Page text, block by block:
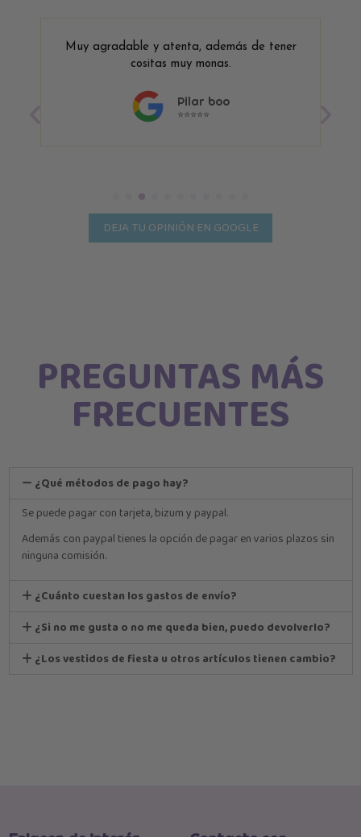
Muy agradable y atenta, además de tener
cositas muy monas.
Pilar boo
⭐⭐⭐⭐⭐
DEJA TU OPINIÓN EN GOOGLE
PREGUNTAS MÁS
FRECUENTES
¿Qué métodos de pago hay?
Se puede pagar con tarjeta, bizum y paypal.
Además con paypal tienes la opción de pagar en varios plazos sin
ninguna comisión.
¿Cuánto cuestan los gastos de envío?
¿Si no me gusta o no me queda bien, puedo devolverlo?
¿Los vestidos de fiesta u otros artículos tienen cambio?